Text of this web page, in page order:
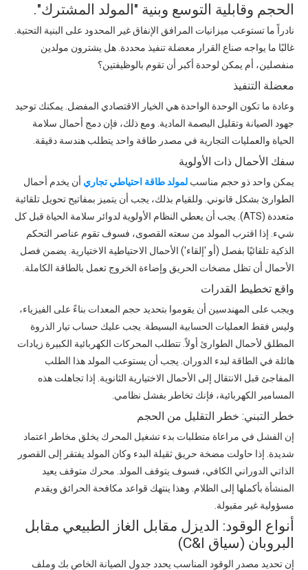
الحجم وقابلية التوسع وبنية "المولد المشترك".
نادراً ما تستوعب ميزانيات المرافق الإنفاق غير المحدود على البنية التحتية.
غالبًا ما يواجه صناع القرار معضلة تنفيذ محددة. هل يشترون مولدين
منفصلين، أم يمكن لوحدة أكبر أن تقوم بالوظيفتين؟
معضلة التنفيذ
وعادة ما تكون الوحدة الواحدة هي الخيار الاقتصادي المفضل. يمكنك توحيد
جهود الصيانة وتقليل البصمة المادية. ومع ذلك، فإن دمج أحمال سلامة
الحياة والعمليات التجارية في مصدر طاقة واحد يتطلب هندسة دقيقة.
سفك الأحمال ذات الأولوية
يمكن واحد ذو حجم مناسب لمولد طاقة احتياطي تجاري أن يخدم أحمال
الطوارئ بشكل قانوني. وللقيام بذلك، يجب أن يتميز بمفاتيح تحويل تلقائية
متعددة (ATS). يجب أن يعطي النظام الأولوية لدوائر سلامة الحياة قبل كل
شيء. إذا اقترب المولد من سعته القصوى، فسوف تقوم عناصر التحكم
الذكية تلقائيًا بفصل (أو 'إلقاء') الأحمال الاحتياطية الاختيارية. يضمن فصل
الأحمال أن تظل مضخات الحريق وإضاءة الخروج تعمل بالطاقة الكاملة.
واقع تخطيط القدرات
ويجب على المهندسين أن يقوموا بتحديد حجم المعدات بناءً على الفيزياء،
وليس فقط العمليات الحسابية البسيطة. يجب عليك حساب تيار الذروة
المطلق لأحمال الطوارئ أولاً. تتطلب المحركات الكهربائية الكبيرة زيادات
هائلة في الطاقة لبدء الدوران. يجب أن يستوعب المولد هذا الطلب
المفاجئ قبل الانتقال إلى الأحمال الاختيارية الثانوية. إذا تجاهلت هذه
المسامير الكهربائية، فإنك تخاطر بفشل نظامي.
خطر التبني: خطر التقليل من الحجم
إن الفشل في مراعاة متطلبات بدء تشغيل المحرك يخلق مخاطر اعتماد
شديدة. إذا حاولت مضخة حريق ثقيلة البدء وكان المولد يفتقر إلى القصور
الذاتي الدوراني الكافي، فسوف يتوقف المولد. محرك متوقف يعيد
المنشأة بأكملها إلى الظلام. وهذا ينتهك قواعد مكافحة الحرائق ويقدم
مسؤولية غير مقبولة.
أنواع الوقود: الديزل مقابل الغاز الطبيعي مقابل
البروبان (سياق C&I)
إن تحديد مصدر الوقود المناسب يحدد جدول الصيانة الخاص بك وملف